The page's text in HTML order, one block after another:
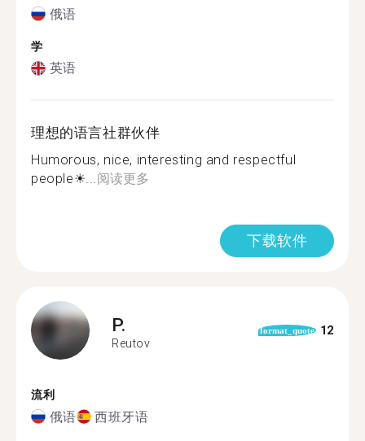
俄语
学
英语
理想的语言社群伙伴
Humorous, nice, interesting and respectful
people☀...阅读更多
下载软件
P.
Reutov
format_quote 12
流利
俄语 西班牙语